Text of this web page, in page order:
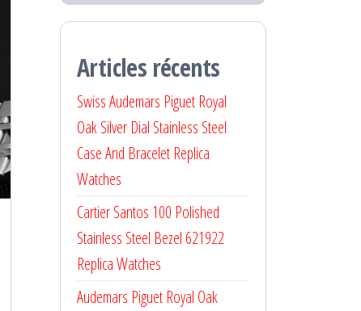
Articles récents
Swiss Audemars Piguet Royal
Oak Silver Dial Stainless Steel
Case And Bracelet Replica
Watches
Cartier Santos 100 Polished
Stainless Steel Bezel 621922
Replica Watches
Audemars Piguet Royal Oak